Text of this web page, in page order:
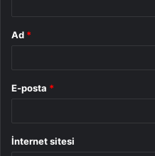
Ad *
E-posta *
İnternet sitesi